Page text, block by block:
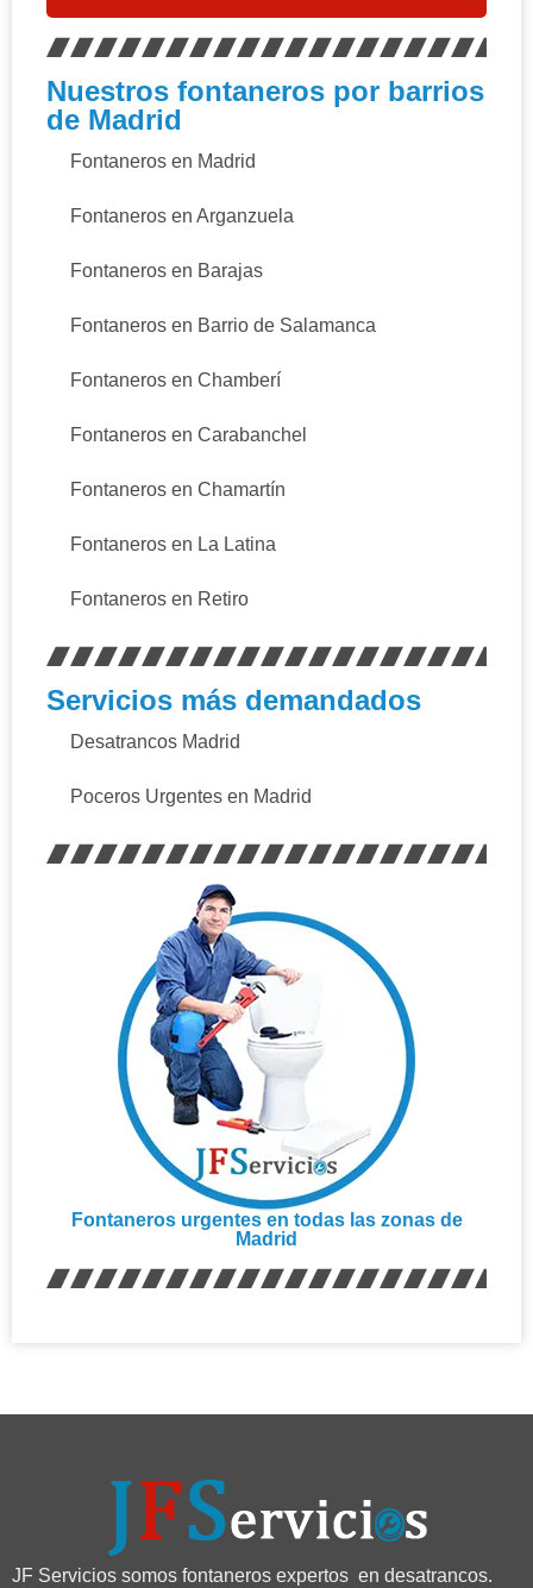
Nuestros fontaneros por barrios
de Madrid
Fontaneros en Madrid
Fontaneros en Arganzuela
Fontaneros en Barajas
Fontaneros en Barrio de Salamanca
Fontaneros en Chamberí
Fontaneros en Carabanchel
Fontaneros en Chamartín
Fontaneros en La Latina
Fontaneros en Retiro
Servicios más demandados
Desatrancos Madrid
Poceros Urgentes en Madrid
Fontaneros urgentes en todas las zonas de
Madrid
JF Servicios somos fontaneros expertos en desatrancos.